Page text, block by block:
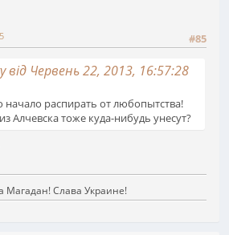
#85
Червень 22, 2013, 16:57:28
распирать от любопытства!
Алчевска тоже куда-нибудь унесут?
Магадан! Слава Украине!